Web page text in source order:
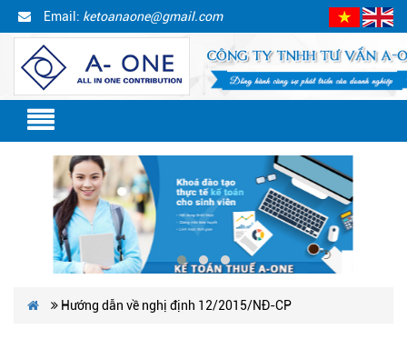
Email: ketoanaone@gmail.com
Hướng dẫn về nghị định 12/2015/NĐ-CP